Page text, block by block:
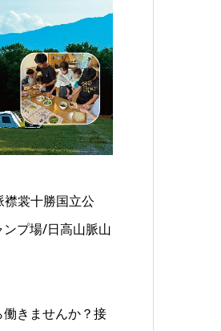
裳十勝国立公
プ場/日高山脈山
きませんか？接